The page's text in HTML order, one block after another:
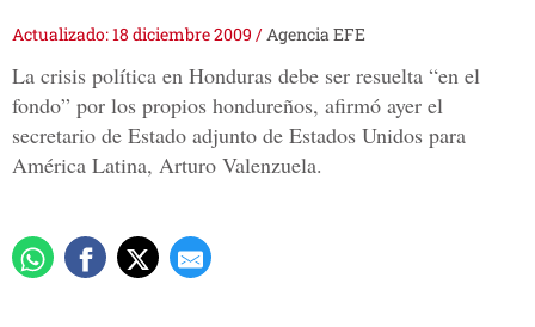
Actualizado: 18 diciembre 2009 /Agencia EFE
La crisis política en Honduras debe ser resuelta “en el
fondo” por los propios hondureños, afirmó ayer el
secretario de Estado adjunto de Estados Unidos para
América Latina, Arturo Valenzuela.